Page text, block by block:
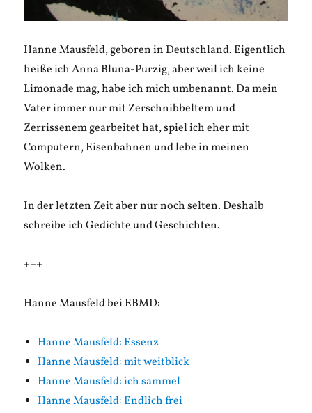
Hanne Mausfeld, geboren in Deutschland. Eigentlich
heiße ich Anna Bluna-Purzig, aber weil ich keine
Limonade mag, habe ich mich umbenannt. Da mein
Vater immer nur mit Zerschnibbeltem und
Zerrissenem gearbeitet hat, spiel ich eher mit
Computern, Eisenbahnen und lebe in meinen
Wolken.
In der letzten Zeit aber nur noch selten. Deshalb
schreibe ich Gedichte und Geschichten.
+++
Hanne Mausfeld bei EBMD:
Hanne Mausfeld: Essenz
Hanne Mausfeld: mit weitblick
Hanne Mausfeld: ich sammel
Hanne Mausfeld: Endlich frei